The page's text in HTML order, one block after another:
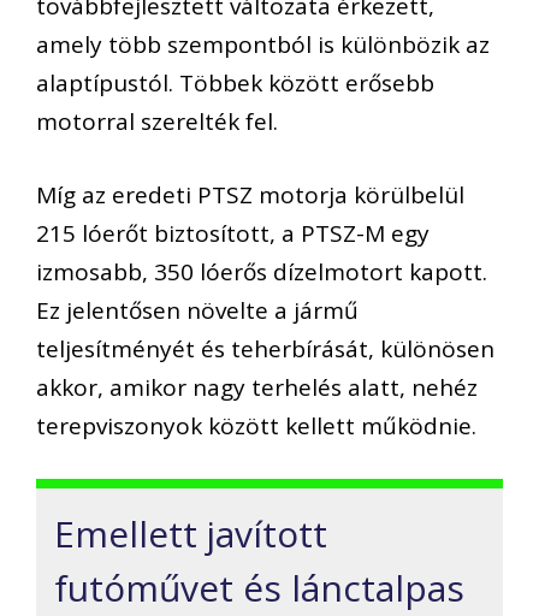
amely több szempontból is különbözik az
alaptípustól. Többek között erősebb
motorral szerelték fel.
Míg az eredeti PTSZ motorja körülbelül
215 lóerőt biztosított, a PTSZ-M egy
izmosabb, 350 lóerős dízelmotort kapott.
Ez jelentősen növelte a jármű
teljesítményét és teherbírását, különösen
akkor, amikor nagy terhelés alatt, nehéz
terepviszonyok között kellett működnie.
Emellett javított
futóművet és lánctalpas